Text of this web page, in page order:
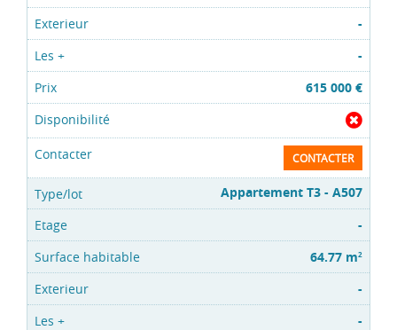
-
-
615 000 €
CONTACTER
Appartement T3 - A507
-
64.77 m2
-
-